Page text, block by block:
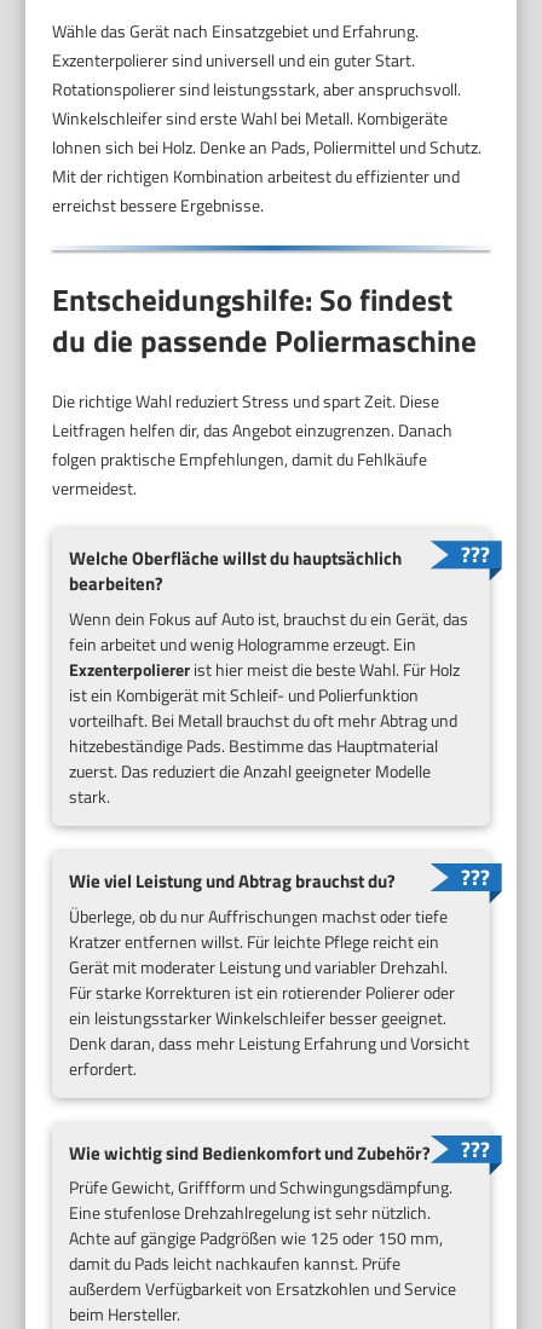
Wähle das Gerät nach Einsatzgebiet und Erfahrung.
Exzenterpolierer sind universell und ein guter Start.
Rotationspolierer sind leistungsstark, aber anspruchsvoll.
Winkelschleifer sind erste Wahl bei Metall. Kombigeräte
lohnen sich bei Holz. Denke an Pads, Poliermittel und Schutz.
Mit der richtigen Kombination arbeitest du effizienter und
erreichst bessere Ergebnisse.
Entscheidungshilfe: So findest
du die passende Poliermaschine
Die richtige Wahl reduziert Stress und spart Zeit. Diese
Leitfragen helfen dir, das Angebot einzugrenzen. Danach
folgen praktische Empfehlungen, damit du Fehlkäufe
vermeidest.
Welche Oberfläche willst du hauptsächlich
bearbeiten?
Wenn dein Fokus auf Auto ist, brauchst du ein Gerät, das
fein arbeitet und wenig Hologramme erzeugt. Ein
Exzenterpoliererist hier meist die beste Wahl. Für Holz
ist ein Kombigerät mit Schleif- und Polierfunktion
vorteilhaft. Bei Metall brauchst du oft mehr Abtrag und
hitzebeständige Pads. Bestimme das Hauptmaterial
zuerst. Das reduziert die Anzahl geeigneter Modelle
stark.
Wie viel Leistung und Abtrag brauchst du?
Überlege, ob du nur Auffrischungen machst oder tiefe
Kratzer entfernen willst. Für leichte Pflege reicht ein
Gerät mit moderater Leistung und variabler Drehzahl.
Für starke Korrekturen ist ein rotierender Polierer oder
ein leistungsstarker Winkelschleifer besser geeignet.
Denk daran, dass mehr Leistung Erfahrung und Vorsicht
erfordert.
Wie wichtig sind Bedienkomfort und Zubehör?
Prüfe Gewicht, Griffform und Schwingungsdämpfung.
Eine stufenlose Drehzahlregelung ist sehr nützlich.
Achte auf gängige Padgrößen wie 125 oder 150 mm,
damit du Pads leicht nachkaufen kannst. Prüfe
außerdem Verfügbarkeit von Ersatzkohlen und Service
beim Hersteller.